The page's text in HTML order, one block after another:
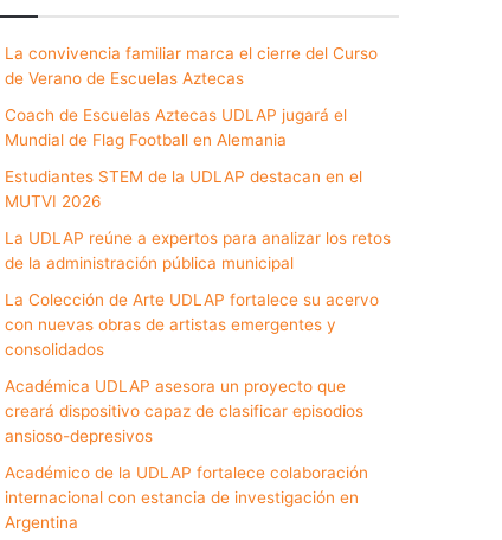
La convivencia familiar marca el cierre del Curso
de Verano de Escuelas Aztecas
Coach de Escuelas Aztecas UDLAP jugará el
Mundial de Flag Football en Alemania
Estudiantes STEM de la UDLAP destacan en el
MUTVI 2026
La UDLAP reúne a expertos para analizar los retos
de la administración pública municipal
La Colección de Arte UDLAP fortalece su acervo
con nuevas obras de artistas emergentes y
consolidados
Académica UDLAP asesora un proyecto que
creará dispositivo capaz de clasificar episodios
ansioso-depresivos
Académico de la UDLAP fortalece colaboración
internacional con estancia de investigación en
Argentina